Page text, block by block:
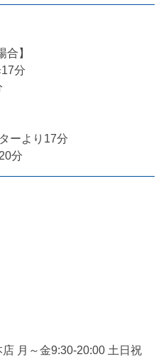
合】
分
ーより17分
分
月～金9:30-20:00 土日祝